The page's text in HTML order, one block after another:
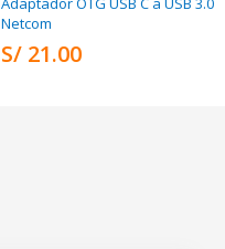
Netcom
S/ 21.00